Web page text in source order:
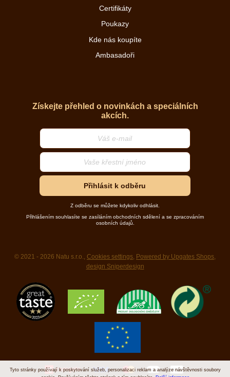
Certifikáty
Poukazy
Kde nás koupíte
Ambasadoři
Získejte přehled o novinkách a speciálních
akcích.
Přihlásit k odběru
Z odběru se můžete kdykoliv odhlásit.
Přihlášením souhlasíte se zasíláním obchodních sdělení a se zpracováním
osobních údajů.
© 2021 - 2026 Natu s.r.o., Cookies settings, Powered by Upgates Shops,
design Sniperdesign
Tyto stránky používají k poskytování služeb, personalizaci reklam a analýze návštěvnosti soubory